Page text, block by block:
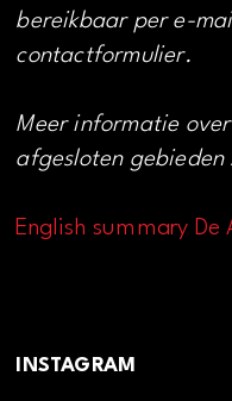
bereikbaar per e-
contactformulier.
Meer informatie
afgesloten
English summary De
INSTAGRAM